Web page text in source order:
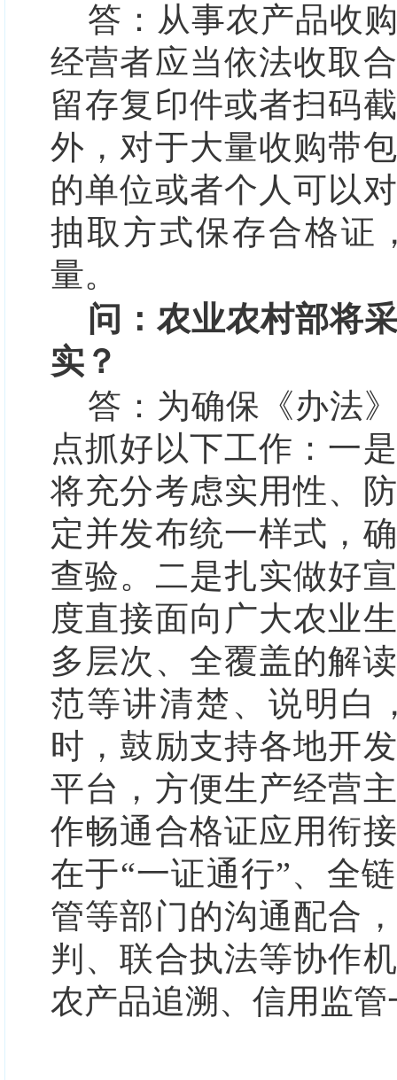
答： 从事农产品收
经营者应当依法收取
留存复印件或者扫码
外，对于大量收购带
的单位或者个人可以
抽取方式保存合格证
量。
问：农业农村部将
实？
答： 为确保《办法
点抓好以下工作： 一
将充分考虑实用性、
定并发布统一样式，
查验。 二是扎实做好
度直接面向广大农业
多层次、全覆盖的解
范等讲清楚、说明白
时，鼓励支持各地开
平台，方便生产经营
作畅通合格证应用衔
在于“一证通行”、全
管等部门的沟通配合
判、联合执法等协作
农产品追溯、信用监